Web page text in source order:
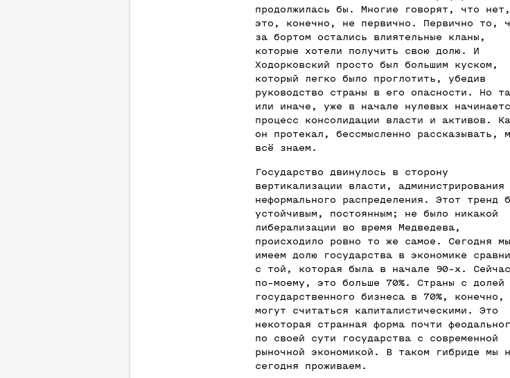
продолжилась бы. Многие говорят, что нет,
это, конечно, не первично. Первично то,
за бортом остались влиятельные кланы,
которые хотели получить свою долю. И
Ходорковский просто был большим куском,
который легко было проглотить, убедив
руководство страны в его опасности. Но
или иначе, уже в начале нулевых
процесс консолидации власти и активов.
он протекал, бессмысленно рассказывать,
всё знаем.
Государство двинулось в сторону
вертикализации власти, администрирования
неформального распределения. Этот тренд
устойчивым, постоянным; не было никакой
либерализации во время Медведева,
происходило ровно то же самое. Сегодня мы
имеем долю государства в экономике
с той, которая была в начале 90-х.
по-моему, это больше 70%. Страны с долей
государственного бизнеса в 70%, конечно,
могут считаться капиталистическими. Это
некоторая странная форма почти
по своей сути государства с современной
рыночной экономикой. В таком гибриде мы
сегодня проживаем.